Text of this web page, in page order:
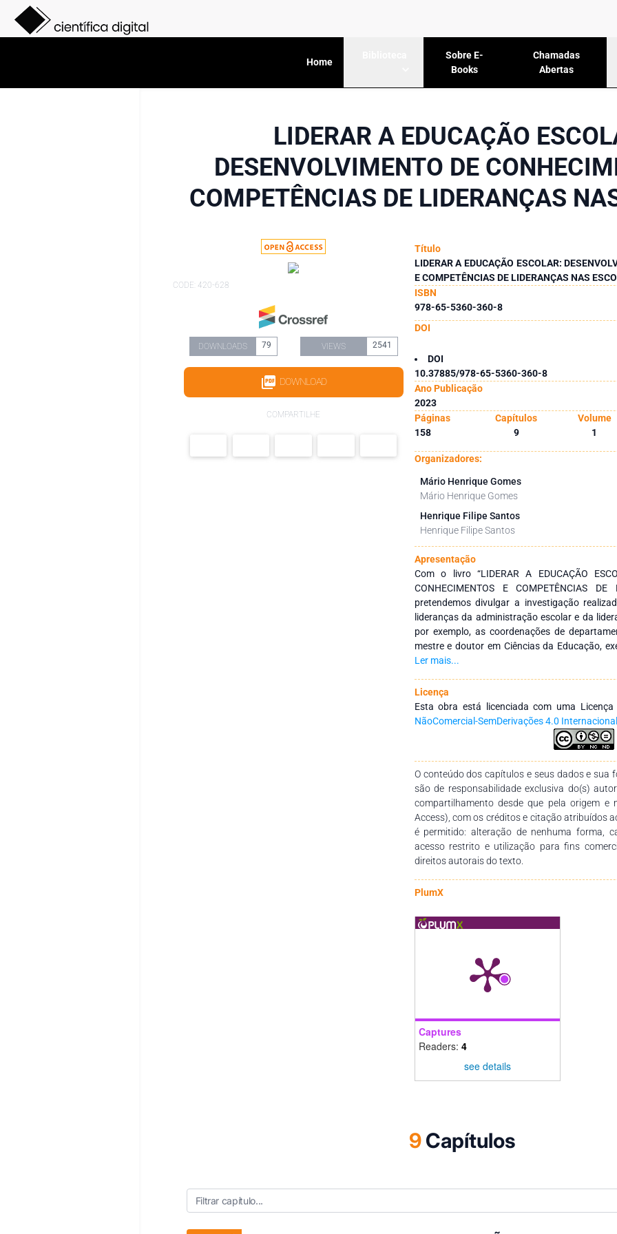
Home
Sobre E-
Books
Chamadas
Abertas
LIDERAR A EDUCAÇÃO
DESENVOLVIMENTO DE
COMPETÊNCIAS DE LIDERANÇAS
CODE: 420-628
DOWNLOADS 79 VIEWS 2541
DOWNLOAD
COMPARTILHE
Título
LIDERAR A EDUCAÇÃO ESCOLAR:
E COMPETÊNCIAS DE LIDERANÇAS NAS
ISBN
978-65-5360-360-8
DOI
DOI
10.37885/978-65-5360-360-8
Ano Publicação
2023
Páginas
Capítulos Volume
158
9 1
Organizadores:
Mário Henrique Gomes
Mário Henrique Gomes
Henrique Filipe Santos
Henrique Filipe Santos
Apresentação
Com o livro “LIDERAR A EDUCAÇÃO
CONHECIMENTOS E COMPETÊNCIAS DE
pretendemos divulgar a investigação
lideranças da administração escolar e da
por exemplo, as coordenações de
mestre e doutor em Ciências da Educação,
Diretor de um Agrupamento de Escolas,
1700 alunos e aproximadamente 300
Administração Escolar, pela Universidade de
Pós-Doutoramento no Departamento de
Universidade Aberta, no âmbito da
investigador integrado do grupo de
Intercultural, do Centro de Estudos das
(CEMRI), sediado na Universidade Aberta.
Educação, exercendo atualmente funções
Agrupamento de Escolas, reconhecido como
“Escola SaudávelMente” e com o “Selo
Formador acreditado pelo Conselho
Contínua, tem lecionado no Ensino Superior,
professores. Neste livro, partimos da
produzida acerca da relevância das
coesas e motivadas, que funcionam de
líderes escolares. Com estas motivações,
liderança, na Educação Escolar. Pela mão
Liderança na Promoção de uma Cultura de
sobre a proximidade do atual modelo de
supervisão pedagógica e transformação
intrinsecamente ligados e o sucesso de uma
muito, das opções de liderança do diretor
concetual”. Mário Henrique Gomes e
obra, destacam, no seu capítulo, a relevância
Experiência na Obra de Carolina Maria de
Munique Noal, somos convidados a pôr em
trabalho explorado”. Carolina Maria de
Ler mais...
Licença
Esta obra está licenciada com uma
NãoComercial-SemDerivações 4.0 Internacional
O conteúdo dos capítulos e seus dados e sua
são de responsabilidade exclusiva do(s)
compartilhamento desde que pela origem e
Access), com os créditos e citação atribuídos
é permitido: alteração de nenhuma forma,
acesso restrito e utilização para fins
direitos autorais do texto.
PlumX
Captures
Readers: 4
see details
9Capítulos